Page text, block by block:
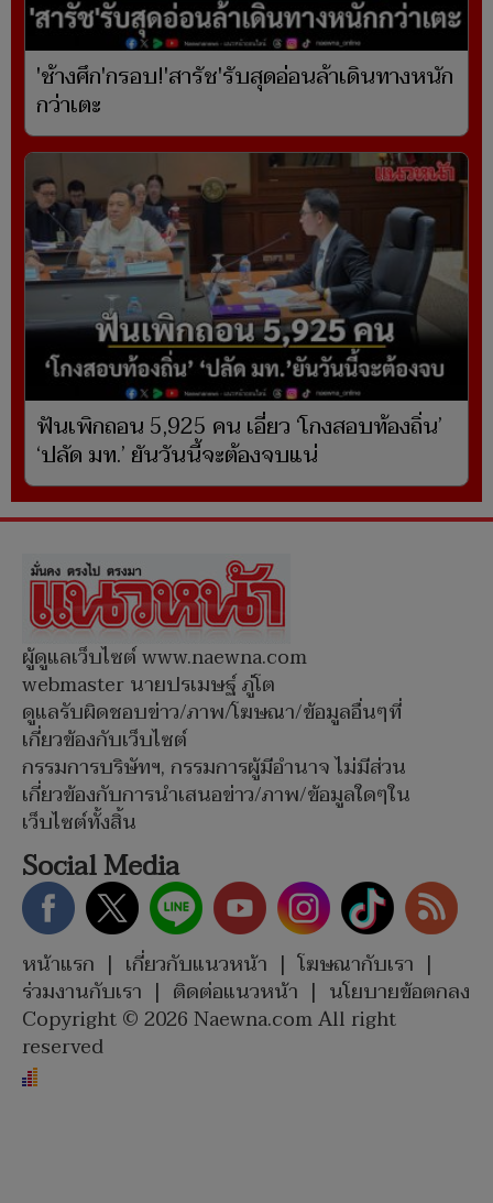
'ช้างศึก'กรอบ!'สารัช'รับสุดอ่อนล้าเดินทางหนัก
กว่าเตะ
ฟันเพิกถอน 5,925 คน เอี่ยว ‘โกงสอบท้องถิ่น’
‘ปลัด มท.’ ยันวันนี้จะต้องจบแน่
ผู้ดูแลเว็บไซต์ www.naewna.com
webmaster นายปรเมษฐ์ ภู่โต
ดูแลรับผิดชอบข่าว/ภาพ/โฆษณา/ข้อมูลอื่นๆที่
เกี่ยวข้องกับเว็บไซต์
กรรมการบริษัทฯ, กรรมการผู้มีอำนาจ ไม่มีส่วน
เกี่ยวข้องกับการนำเสนอข่าว/ภาพ/ข้อมูลใดๆใน
เว็บไซต์ทั้งสิ้น
Social Media
หน้าแรก | เกี่ยวกับแนวหน้า | โฆษณากับเรา |
ร่วมงานกับเรา | ติดต่อแนวหน้า | นโยบายข้อตกลง
Copyright © 2026 Naewna.com All right
reserved